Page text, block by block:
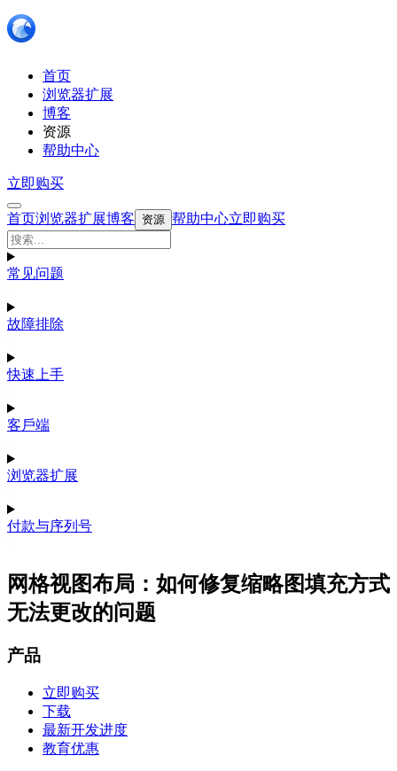
首页
浏览器扩展
博客
资源
帮助中心
立即购买
首页浏览器扩展博客 资源 帮助中心立即购买
常见问题
故障排除
快速上手
客戶端
浏览器扩展
付款与序列号
网格视图布局：如何修复缩略图填充方式
无法更改的问题
产品
立即购买
下载
最新开发进度
教育优惠